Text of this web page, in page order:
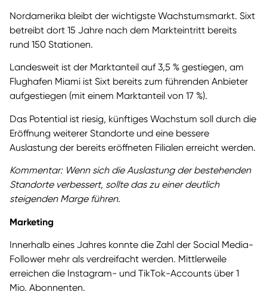
Nordamerika bleibt der wichtigste Wachstumsmarkt. Sixt
betreibt dort 15 Jahre nach dem Markteintritt bereits
rund 150 Stationen.
Landesweit ist der Marktanteil auf 3,5 % gestiegen, am
Flughafen Miami ist Sixt bereits zum führenden Anbieter
aufgestiegen (mit einem Marktanteil von 17 %).
Das Potential ist riesig, künftiges Wachstum soll durch die
Eröffnung weiterer Standorte und eine bessere
Auslastung der bereits eröffneten Filialen erreicht werden.
Kommentar: Wenn sich die Auslastung der bestehenden
Standorte verbessert, sollte das zu einer deutlich
steigenden Marge führen.
Marketing
Innerhalb eines Jahres konnte die Zahl der Social Media-
Follower mehr als verdreifacht werden. Mittlerweile
erreichen die Instagram- und TikTok-Accounts über 1
Mio. Abonnenten.